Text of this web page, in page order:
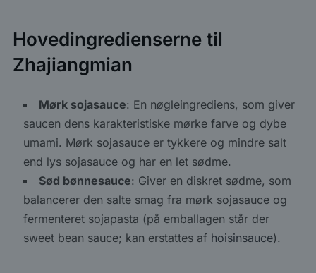
Hovedingredienserne til
Zhajiangmian
Mørk sojasauce: En nøgleingrediens, som giver
saucen dens karakteristiske mørke farve og dybe
umami. Mørk sojasauce er tykkere og mindre salt
end lys sojasauce og har en let sødme.
Sød bønnesauce: Giver en diskret sødme, som
balancerer den salte smag fra mørk sojasauce og
fermenteret sojapasta (på emballagen står der
sweet bean sauce; kan erstattes af hoisinsauce).